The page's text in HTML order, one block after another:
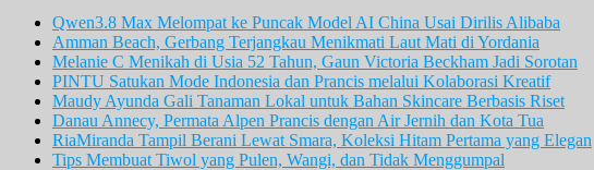
Qwen3.8 Max Melompat ke Puncak Model AI China Usai Dirilis Alibaba
Amman Beach, Gerbang Terjangkau Menikmati Laut Mati di Yordania
Melanie C Menikah di Usia 52 Tahun, Gaun Victoria Beckham Jadi Sorotan
PINTU Satukan Mode Indonesia dan Prancis melalui Kolaborasi Kreatif
Maudy Ayunda Gali Tanaman Lokal untuk Bahan Skincare Berbasis Riset
Danau Annecy, Permata Alpen Prancis dengan Air Jernih dan Kota Tua
RiaMiranda Tampil Berani Lewat Smara, Koleksi Hitam Pertama yang Elegan
Tips Membuat Tiwol yang Pulen, Wangi, dan Tidak Menggumpal